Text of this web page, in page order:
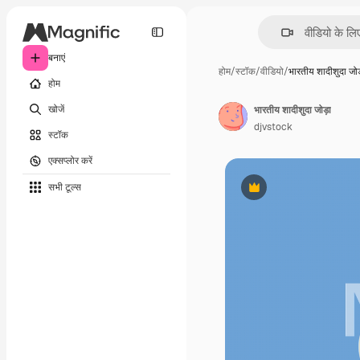
बनाएं
होम
खोजें
स्टॉक
एक्सप्लोर करें
सभी टूल्‍स
होम/स्टॉक/वीडियो/भारतीय शादीशुदा
Premium
भारतीय शादीशुदा जोड़ा
djvstock